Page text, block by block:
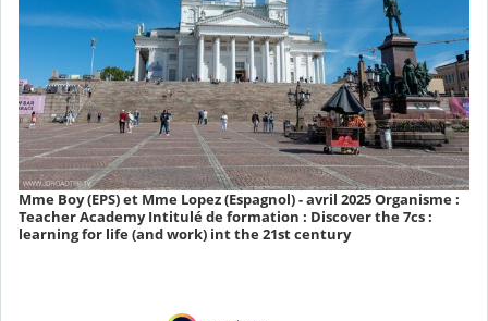
Mme Boy (EPS) et Mme Lopez (Espagnol) - avril 2025 Organisme :
Teacher Academy Intitulé de formation : Discover the 7cs :
learning for life (and work) int the 21st century